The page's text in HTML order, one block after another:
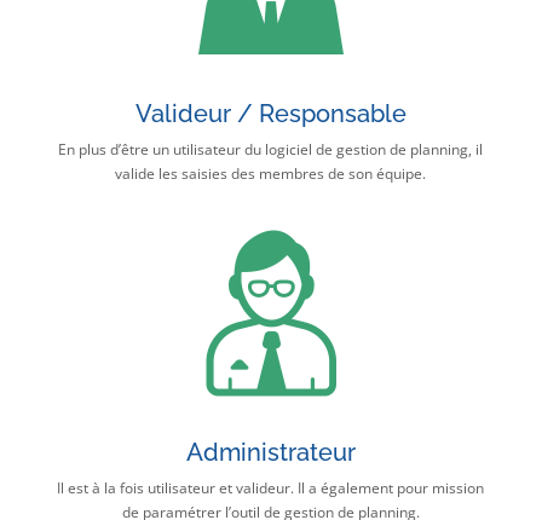
Valideur / Responsable
En plus d’être un utilisateur du logiciel de gestion de planning, il
valide les saisies des membres de son équipe.
Administrateur
Il est à la fois utilisateur et valideur. Il a également pour mission
de paramétrer l’outil de gestion de planning.